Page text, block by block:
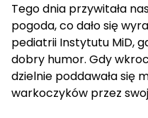
Tego dnia przywitała
pogoda, co dało się
pediatrii Instytutu MiD,
dobry humor. Gdy
dzielnie poddawała się
warkoczyków przez